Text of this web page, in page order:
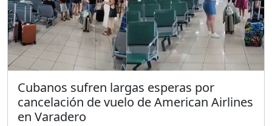
Cubanos sufren largas esperas por
cancelación de vuelo de American Airlines
en Varadero